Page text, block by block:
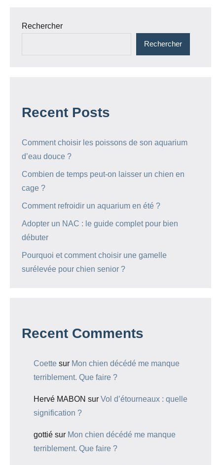
Rechercher
Rechercher
Recent Posts
Comment choisir les poissons de son aquarium
d’eau douce ?
Combien de temps peut-on laisser un chien en
cage ?
Comment refroidir un aquarium en été ?
Adopter un NAC : le guide complet pour bien
débuter
Pourquoi et comment choisir une gamelle
surélevée pour chien senior ?
Recent Comments
Coette sur Mon chien décédé me manque
terriblement. Que faire ?
Hervé MABON sur Vol d’étourneaux : quelle
signification ?
gottié sur Mon chien décédé me manque
terriblement. Que faire ?